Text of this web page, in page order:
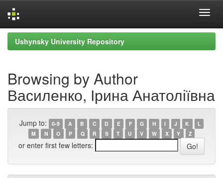
Skip
navigation
Ushynsky University Repository
Browsing by Author
Василенко, Ірина Анатоліївна
Jump to: 0-9 A B C D E F G H I J K
L
M
N O P Q R S T U V W X Y Z
or enter first few letters: